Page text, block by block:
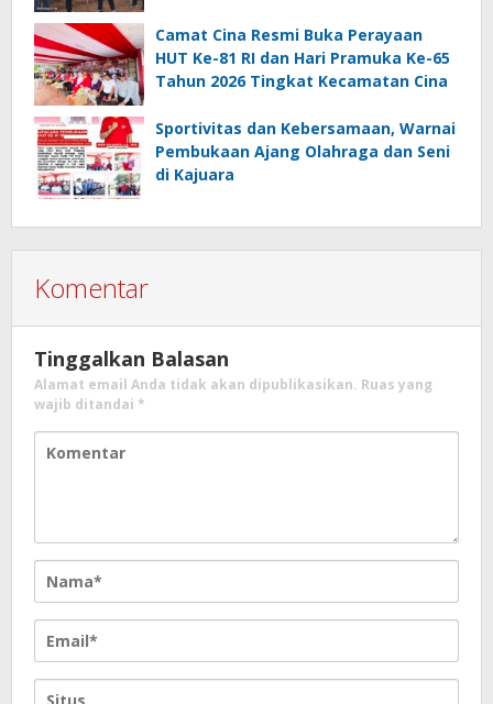
Camat Cina Resmi Buka Perayaan
HUT Ke-81 RI dan Hari Pramuka Ke-65
Tahun 2026 Tingkat Kecamatan Cina
Sportivitas dan Kebersamaan, Warnai
Pembukaan Ajang Olahraga dan Seni
di Kajuara
Komentar
Tinggalkan Balasan
Alamat email Anda tidak akan dipublikasikan. Ruas yang
wajib ditandai *